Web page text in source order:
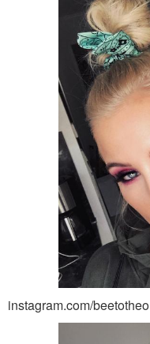
instagram.com/beetotheo